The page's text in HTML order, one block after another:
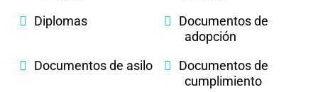
Diplomas
Documentos de
adopción
Documentos de asilo
Documentos de
cumplimiento